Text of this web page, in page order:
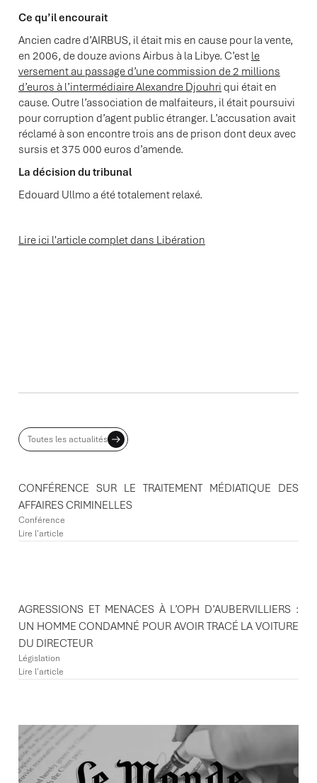
Ce qu’il encourait
Ancien cadre d’AIRBUS, il était mis en cause pour la vente,
en 2006, de douze avions Airbus à la Libye. C’est le
versement au passage d’une commission de 2 millions
d’euros à l’intermédiaire Alexandre Djouhri qui était en
cause. Outre l’association de malfaiteurs, il était poursuivi
pour corruption d’agent public étranger. L’accusation avait
réclamé à son encontre trois ans de prison dont deux avec
sursis et 375 000 euros d’amende.
La décision du tribunal
Edouard Ullmo a été totalement relaxé.
Lire ici l'article complet dans Libération
ACTUALITES ASSOCIÉES
Toutes les actualités
CONFÉRENCE SUR LE TRAITEMENT MÉDIATIQUE DES
AFFAIRES CRIMINELLES
Conférence
Lire l'article
AGRESSIONS ET MENACES À L’OPH D’AUBERVILLIERS :
UN HOMME CONDAMNÉ POUR AVOIR TRACÉ LA VOITURE
DU DIRECTEUR
Législation
Lire l'article